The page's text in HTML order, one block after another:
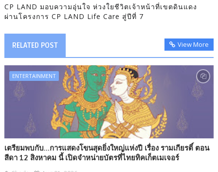
CP LAND มอบความอุ่นใจ ห่วงใยชีวิตเจ้าหน้าที่เขตดินแดง
ผ่านโครงการ CP LAND Life Care สู่ปีที่ 7
RELATED POST View More
ENTERTAINMENT
เตรียมพบกับ...การแสดงโขนสุดยิ่งใหญ่แห่งปี เรื่อง รามเกียรติ์ ตอน
สีดา 12 สิงหาคม นี้ เปิดจำหน่ายบัตรที่ไทยทิคเก็ตเมเจอร์